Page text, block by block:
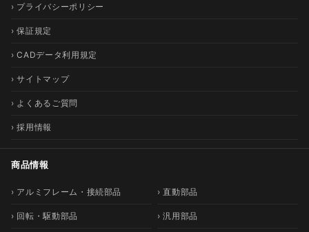
› プライバシーポリシー
› 保証規定
› CADデータ利用規定
› サイトマップ
› よくあるご質問
› 採用情報
商品情報
› アルミフレーム・接続部品 › 直動部品
› 回転・駆動部品 › 汎用部品